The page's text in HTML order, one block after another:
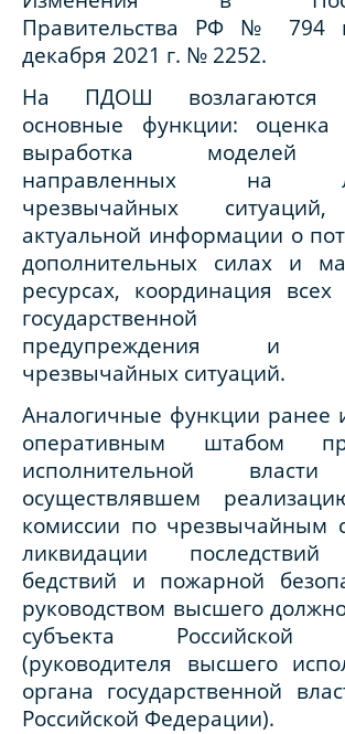
Правительства РФ № 794
декабря 2021 г. № 2252.
На ПДОШ возлагаются
основные функции: оценка
выработка моделей
направленных на
чрезвычайных
актуальной информации о
дополнительных силах и
ресурсах, координация
государственной
предупреждения и
чрезвычайных ситуаций.
Аналогичные функции ранее
оперативным штабом
исполнительной власти
осуществлявшем
комиссии по чрезвычайным
ликвидации последствий
бедствий и пожарной
руководством высшего
субъекта Российской
(руководителя высшего
органа государственной
Российской Федерации).